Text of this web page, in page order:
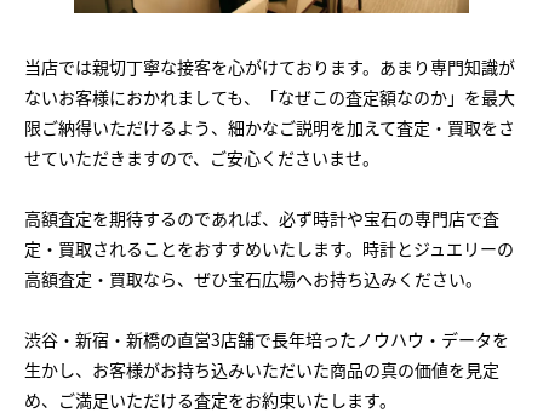
当店では親切丁寧な接客を心がけております。あまり専門知識が
ないお客様におかれましても、「なぜこの査定額なのか」を最大
限ご納得いただけるよう、細かなご説明を加えて査定・買取をさ
せていただきますので、ご安心くださいませ。
高額査定を期待するのであれば、必ず時計や宝石の専門店で査
定・買取されることをおすすめいたします。時計とジュエリーの
高額査定・買取なら、ぜひ宝石広場へお持ち込みください。
渋谷・新宿・新橋の直営3店舗で長年培ったノウハウ・データを
生かし、お客様がお持ち込みいただいた商品の真の価値を見定
め、ご満足いただける査定をお約束いたします。